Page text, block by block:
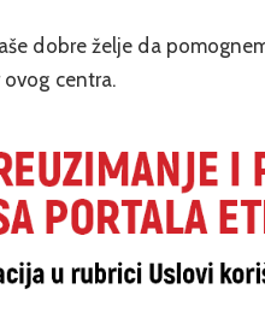
dobre želje da
centra.